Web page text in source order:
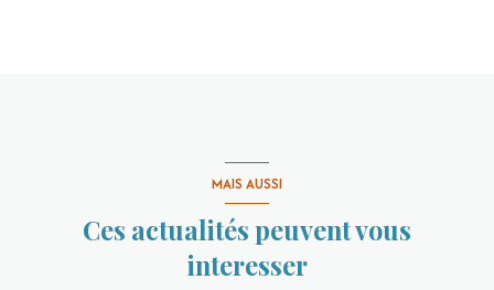
MAIS AUSSI
Ces actualités peuvent vous
interesser